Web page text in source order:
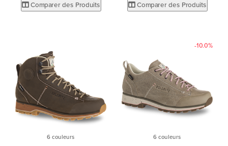
Comparer des Produits Comparer des Produits
6 couleurs
-10.0%
6 couleurs